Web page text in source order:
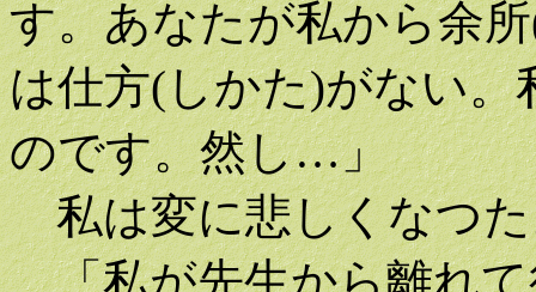
す。あなたが私から余
は仕方(しかた)がない
のです。然し…」
私は変に悲しくなつ
「私が先生から離れて